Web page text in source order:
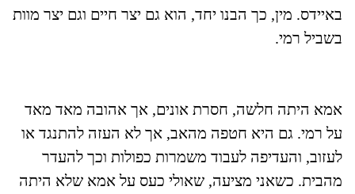
באיידס. מין, כך הבנו יחד, הוא גם יצר חיים וגם יצר מוות
בשביל רמי.
אמא היתה חלשה, חסרת אונים, אך אהובה מאד מאד
על רמי. גם היא חטפה מהאב, אך לא העזה להתנגד או
לעזוב, והעדיפה לעבוד משמרות כפולות וכך להעדר
מהבית. כשאני מציעה, שאולי כעס על אמא שלא היתה